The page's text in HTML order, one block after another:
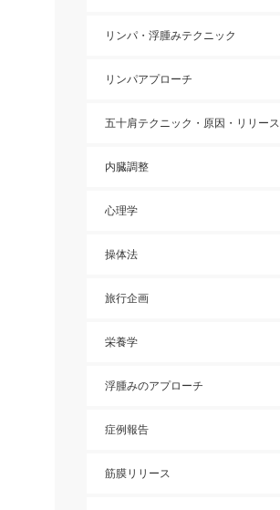
リンパ・浮腫みテクニック
リンパアプローチ
五十肩テクニック・原因・リリース
内臓調整
心理学
操体法
旅行企画
栄養学
浮腫みのアプローチ
症例報告
筋膜リリース